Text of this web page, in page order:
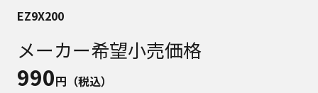
EZ9X200
メーカー希望小売価格
990円（税込）